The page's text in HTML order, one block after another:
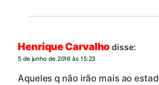
Henrique Carvalho disse:
5 de junho de 2016 às 15:23
Aqueles q não irão mais ao